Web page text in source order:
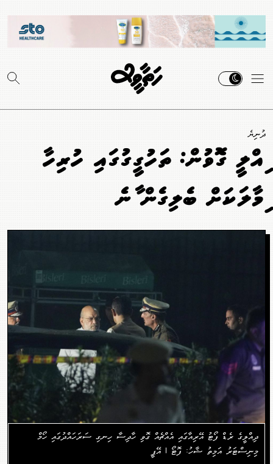
ދުނިޔެ
ދިއްލީ ގޮވުން: ތަހުގީގުގައި ހުރިހާ
ދިމާލަކަށް ބެލިގެން ދާނެ
ދިއްލީގެ ރެޑް ފޯޓު އޭރިއާގައި އެއްޗެއް ގޮވި ހާދިސާ ހިނގި ސަރަހައްދުގައި ހޯމް
މިނިސްޓަރު އަމިތު ޝާހު: ފޮޓޯ | އޭޕީ